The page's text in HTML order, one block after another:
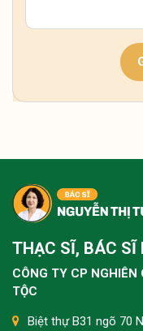
quan đến khí huyết
dây thần kinh, bà
theo dõi thêm.
để xác định
nhẹ, nhất là
Tình trạng tê buốt
con nên kết hợp
sinh như ngâm
dài không giảm,
THẠC SĨ, BÁC SĨ
CÔNG TY CP NGHIÊN
TỘC
Biệt thự B31 ngõ 70